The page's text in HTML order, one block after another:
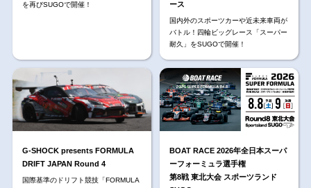
を再びSUGOで開催！
ース
国内外のスポーツカーや近未来車両が
バトル！四輪ビッグレース「スーパー
耐久」をSUGOで開催！
G-SHOCK presents FORMULA
DRIFT JAPAN Round 4
国際基準のドリフト競技「FORMULA
BOAT RACE 2026年全日本スーパ
ーフォーミュラ選手権
第8戦 東北大会 スポーツランド